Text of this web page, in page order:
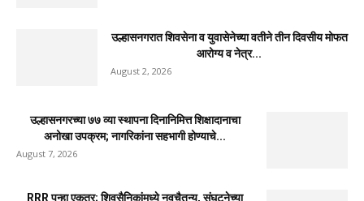
उल्हासनगरात शिवसेना व युवासेनेच्या वतीने तीन दिवसीय मोफत
आरोग्य व नेत्र...
August 2, 2026
उल्हासनगरच्या ७७ व्या स्थापना दिनानिमित्त शिक्षादानाचा
अनोखा उपक्रम; नागरिकांना सहभागी होण्याचे...
August 7, 2026
RRR पुन्हा एकत्र; शिवसैनिकांमध्ये नवचैतन्य, संघटनेच्या